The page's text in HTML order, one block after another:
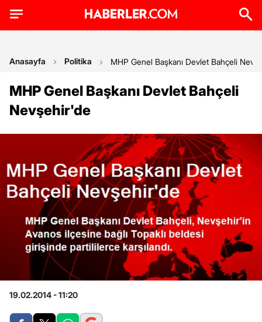
Anasayfa Politika MHP Genel Başkanı Devlet Bahçeli
MHP Genel Başkanı Devlet Bahçeli
Nevşehir'de
19.02.2014 - 11:20